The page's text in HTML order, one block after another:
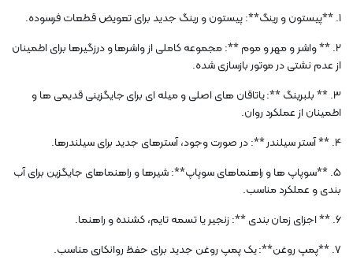
1. **پیستون و رینگ**: پیستون و رینگ جدید برای تعویض قطعات فرسوده.
2. ** واشر و مهر و موم **: مجموعه کاملی از واشرها و درزگیرها برای اطمینان
از عدم نشتی در موتور بازسازی شده.
3. ** بلبرینگ **: یاتاقان های اصلی و میله ای برای جایگزینی قدیمی ها و
اطمینان از عملکرد روان.
4. ** آستر سیلندر **: در صورت وجود، آسترهای جدید برای سیلندرها.
5. **سوپاپ ها و راهنماهای سوپاپ**: شیرها و راهنماهای جایگزین برای آب
بندی و عملکرد مناسب.
6. ** اجزای زمان بندی **: زنجیر یا تسمه تایم، کشنده و راهنما.
7. **پمپ روغن**: یک پمپ روغن جدید برای حفظ روانکاری مناسب.